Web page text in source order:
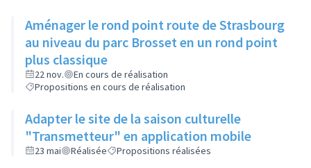
Aménager le rond point route de Strasbourg
au niveau du parc Brosset en un rond point
plus classique
22 nov.
En cours de réalisation
Propositions en cours de réalisation
Adapter le site de la saison culturelle
"Transmetteur" en application mobile
23 mai Réalisée Propositions réalisées